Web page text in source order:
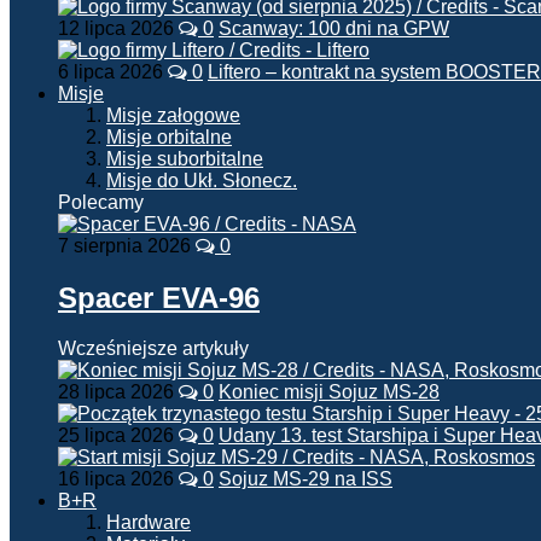
12 lipca 2026 0 Scanway: 100 dni na GPW
6 lipca 2026 0 Liftero – kontrakt na system BOOSTER
Misje
Misje załogowe
Misje orbitalne
Misje suborbitalne
Misje do Ukł. Słonecz.
Polecamy
7 sierpnia 2026 0
Spacer EVA-96
Wcześniejsze artykuły
28 lipca 2026 0 Koniec misji Sojuz MS-28
25 lipca 2026 0 Udany 13. test Starshipa i Super
16 lipca 2026 0 Sojuz MS-29 na ISS
B+R
Hardware